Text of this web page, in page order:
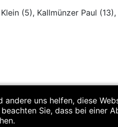
(5), Kallmünzer Paul
uns helfen, diese
Sie, dass bei einer